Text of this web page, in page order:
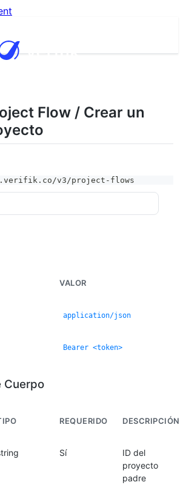
Flow / Crear un
v3/project-flows
de proyecto con configuración
VALOR
application/json
Bearer <token>
Cuerpo
REQUERIDO DESCRIPCIÓN
Sí
ID del
proyecto
padre